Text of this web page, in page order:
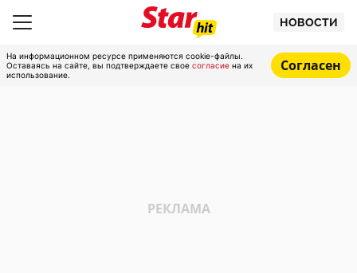
НОВОСТИ
На информационном ресурсе применяются cookie-файлы.
Оставаясь на сайте, вы подтверждаете свое согласие на их
использование.
Согласен